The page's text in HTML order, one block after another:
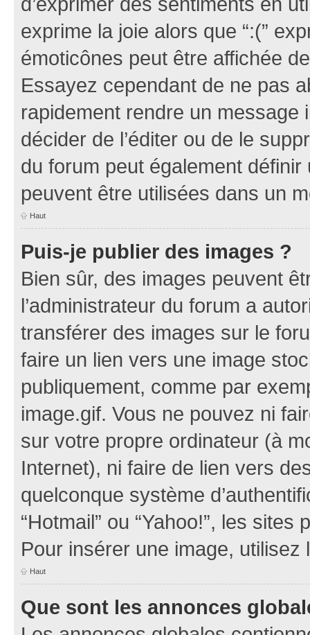
exprime la joie alors que “:(”
émoticônes peut être affichée
Essayez cependant de ne pas
rapidement rendre un message
décider de l’éditer ou de le
du forum peut également définir
peuvent être utilisées dans un
Haut
Puis-je publier des images ?
Bien sûr, des images peuvent
l’administrateur du forum a
transférer des images sur le
faire un lien vers une image
publiquement, comme par
image.gif. Vous ne pouvez ni
sur votre propre ordinateur (à
Internet), ni faire de lien vers
quelconque système
“Hotmail” ou “Yahoo!”, les
Pour insérer une image, utilisez
Haut
Que sont les annonces